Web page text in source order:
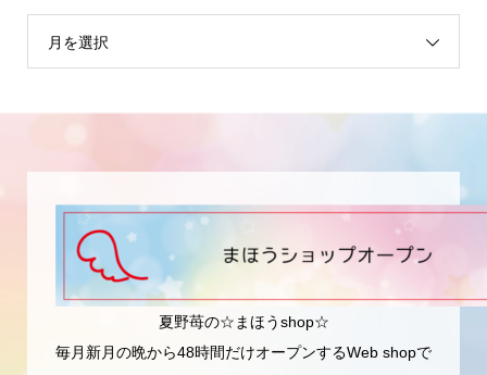
月を選択
夏野苺の☆まほうshop☆
毎月新月の晩から48時間だけオープンするWeb shopで